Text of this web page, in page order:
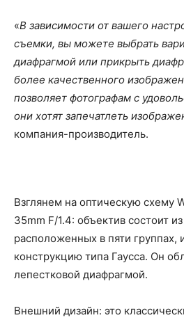
«В зависимости от вашего
съемки, вы можете выбрать
диафрагмой или прикрыть
более качественного
позволяет фотографам с
они хотят запечатлеть
компания-производитель.
Взглянем на оптическую схему
35mm F/1.4: объектив состоит
расположенных в пяти группах,
конструкцию типа Гаусса. Он
лепестковой диафрагмой.
Внешний дизайн: это